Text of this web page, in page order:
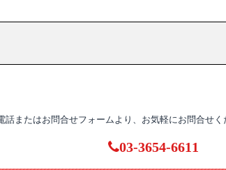
またはお問合せフォームより、お気軽にお問合せく
03-3654-6611